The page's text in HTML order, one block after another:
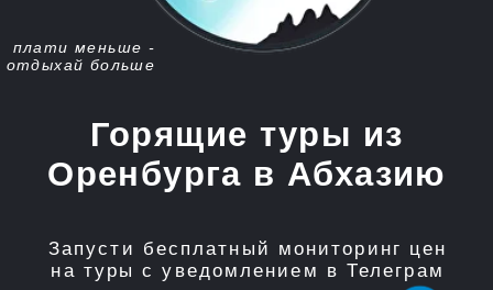
Запусти бесплатный мониторинг цен
на туры с уведомлением в Телеграм